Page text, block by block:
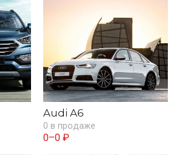
Audi A6
0 в продаже
0–0 ₽